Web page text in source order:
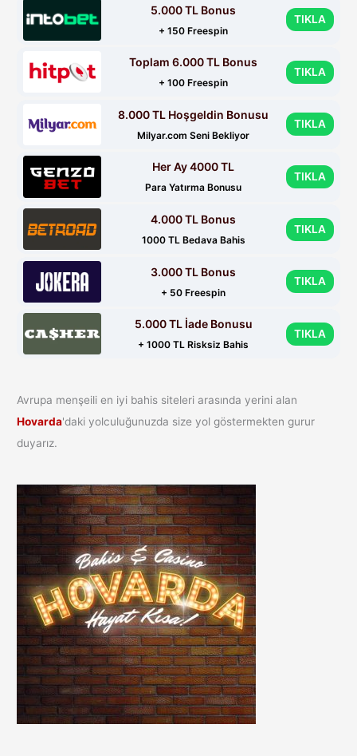
5.000 TL Bonus
+ 150 Freespin
TIKLA
Toplam 6.000 TL Bonus
+ 100 Freespin
TIKLA
8.000 TL Hoşgeldin Bonusu
Milyar.com Seni Bekliyor
TIKLA
Her Ay 4000 TL
Para Yatırma Bonusu
TIKLA
4.000 TL Bonus
1000 TL Bedava Bahis
TIKLA
3.000 TL Bonus
+ 50 Freespin
TIKLA
5.000 TL İade Bonusu
+ 1000 TL Risksiz Bahis
TIKLA
Avrupa menşeili en iyi bahis siteleri arasında yerini alan
Hovarda'daki yolculuğunuzda size yol göstermekten gurur
duyarız.